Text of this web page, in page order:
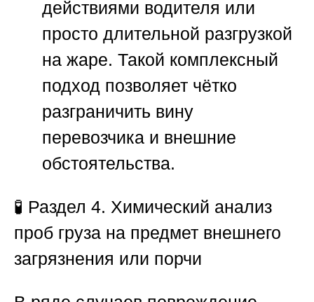
действиями водителя или
просто длительной разгрузкой
на жаре. Такой комплексный
подход позволяет чётко
разграничить вину
перевозчика и внешние
обстоятельства.
🧪 Раздел 4. Химический анализ
проб груза на предмет внешнего
загрязнения или порчи